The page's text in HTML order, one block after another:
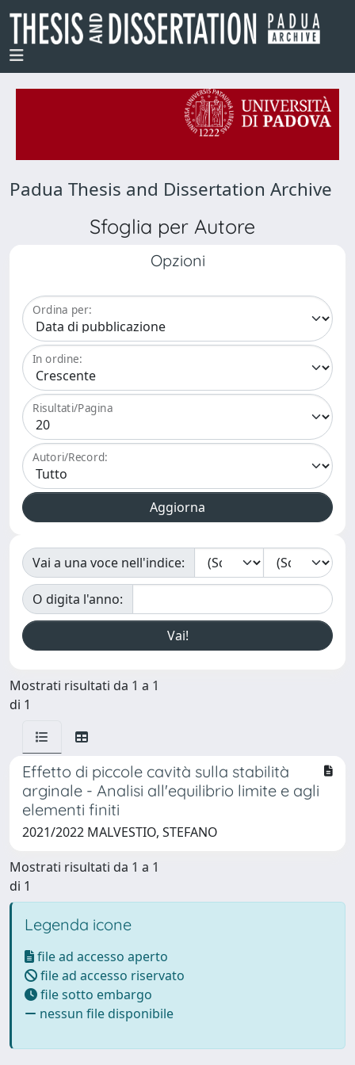
Padua Thesis and Dissertation Archive
Sfoglia per Autore
Opzioni
Ordina per:
In ordine:
Risultati/Pagina
Autori/Record:
Vai a una voce nell'indice:
O digita l'anno:
Mostrati risultati da 1 a 1
di 1
Effetto di piccole cavità sulla stabilità
arginale - Analisi all'equilibrio limite e agli
elementi finiti
2021/2022 MALVESTIO, STEFANO
Mostrati risultati da 1 a 1
di 1
Legenda icone
file ad accesso aperto
file ad accesso riservato
file sotto embargo
nessun file disponibile